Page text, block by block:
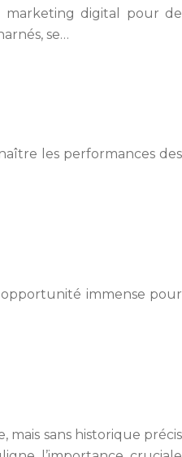
marketing digital pour de
se…
les performances des
immense pour
mais sans historique précis